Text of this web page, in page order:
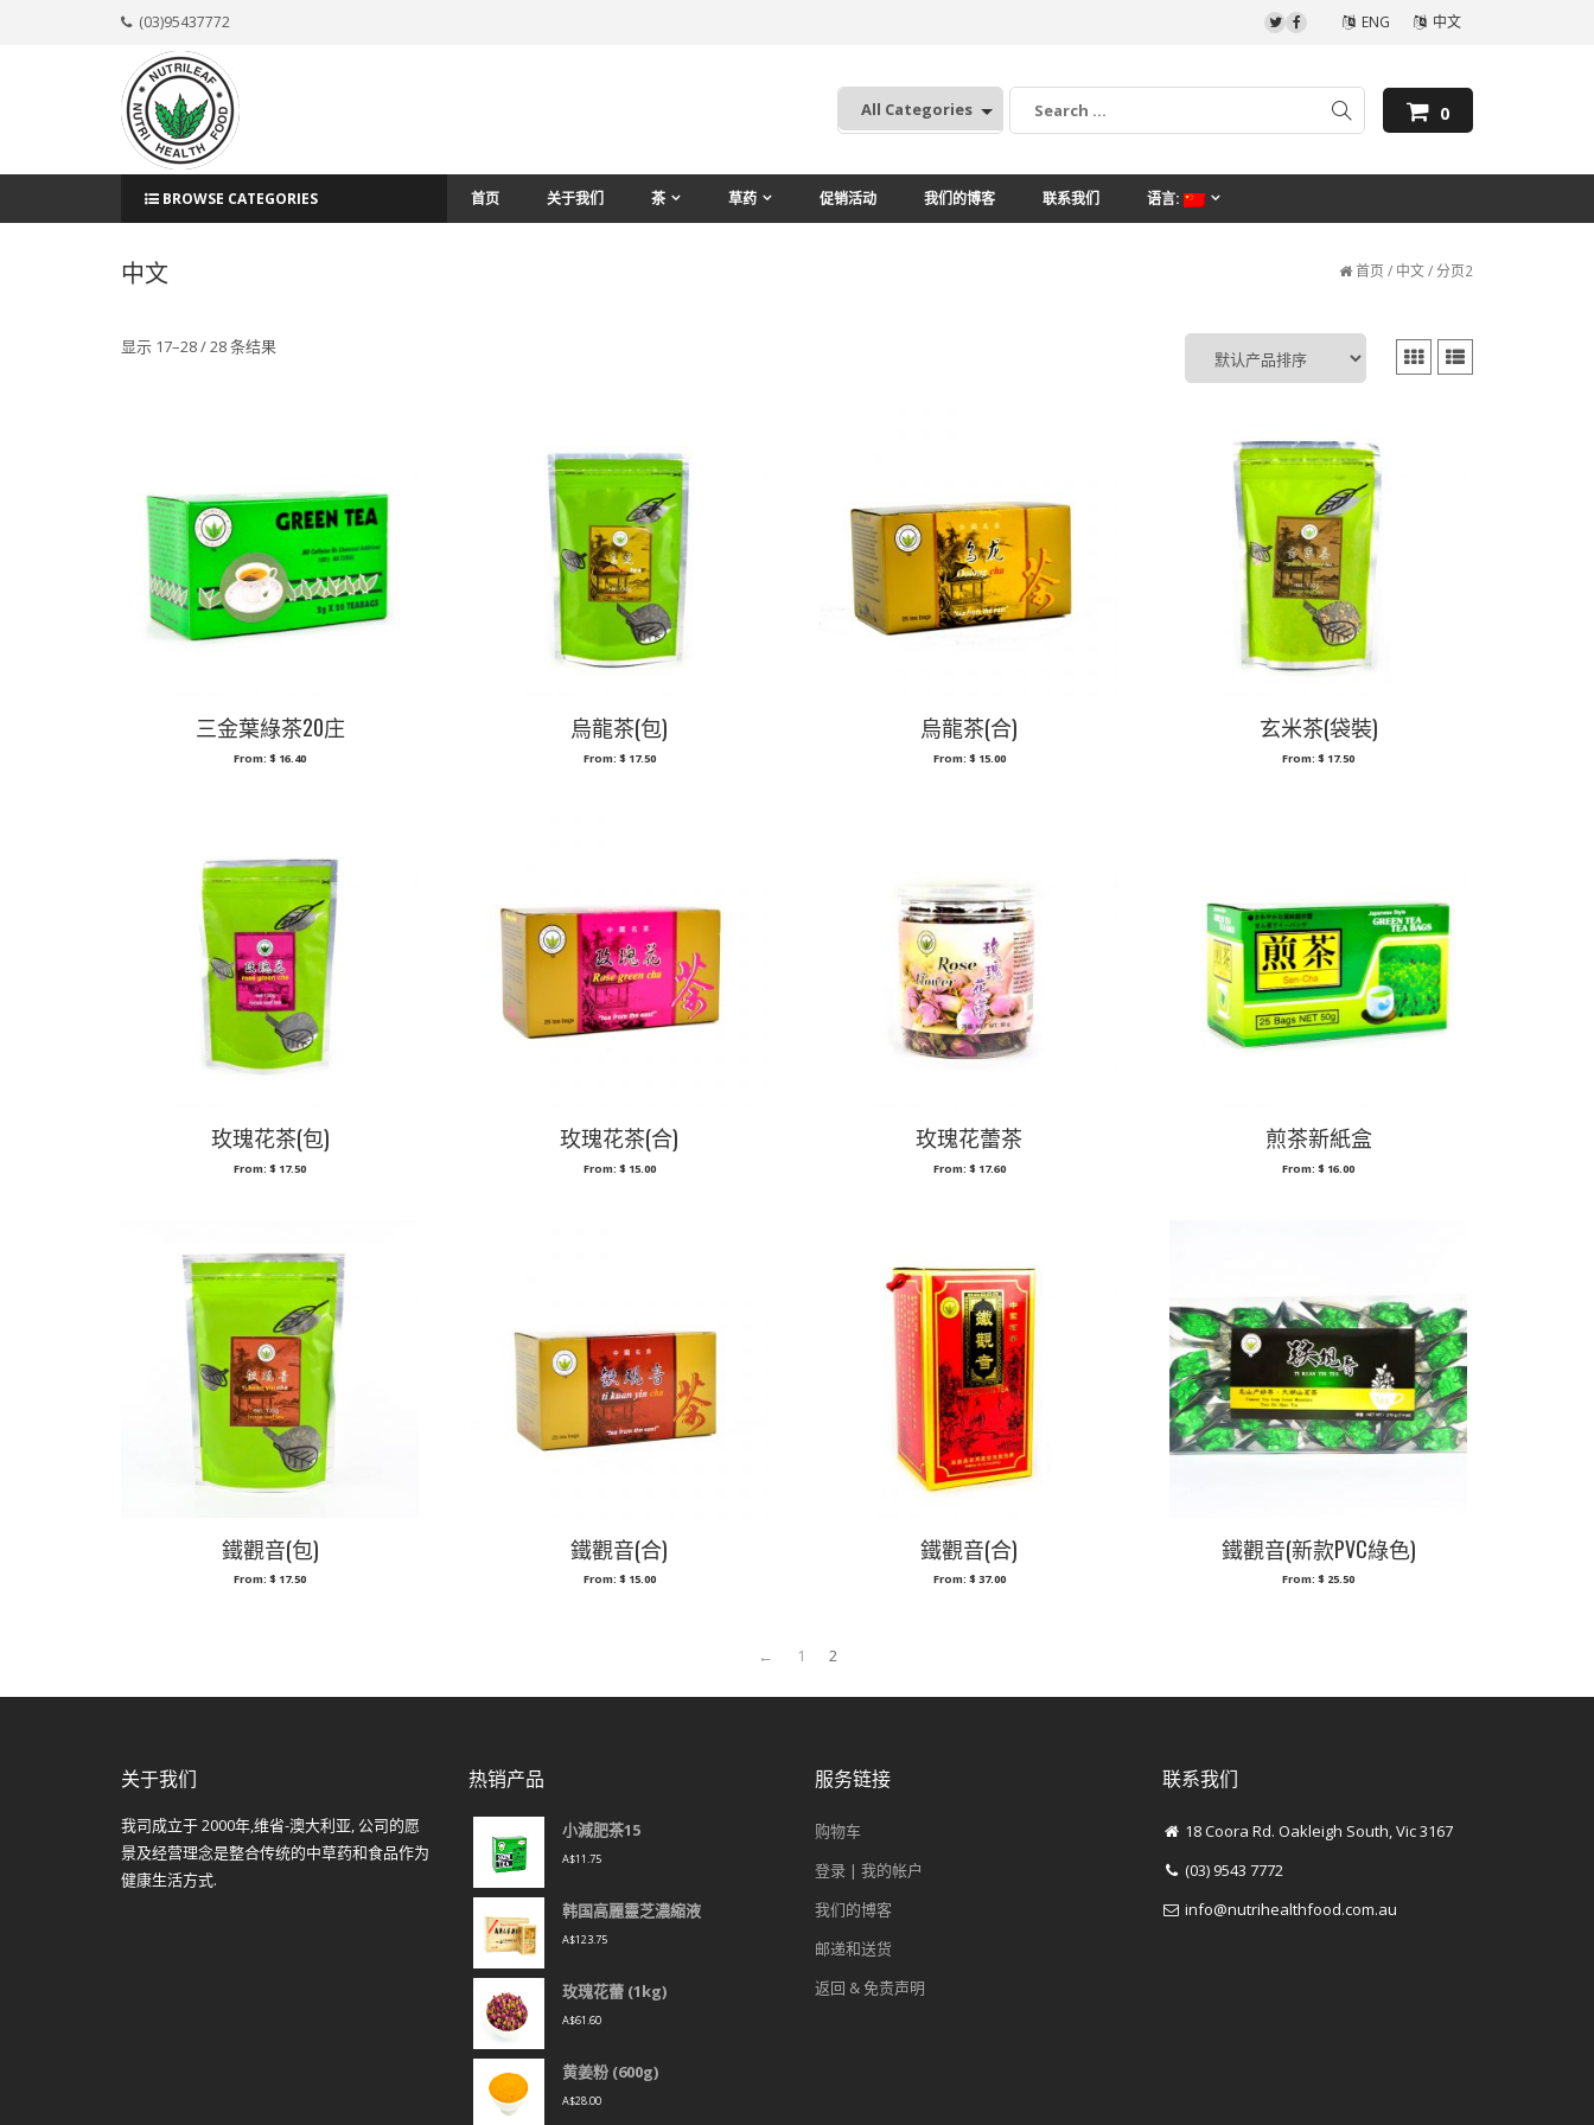
(03)95437772 ENG 中文
:
0
BROWSE CATEGORIES 首页 关于我们 茶 草药 促销活动 我们的博客 联系我们 语言:
中文 首页 / 中文/ 分页2
显示 17–28 / 28 条结果
三金葉綠茶20庄
From:$ 16.40
烏龍茶(包)
From: $17.50
烏龍茶(合)
From: $15.00
玄米茶(袋裝)
From:$ 17.50
玫瑰花茶(包)
From:$ 17.50
玫瑰花茶(合)
From: $15.00
玫瑰花蕾茶
From: $17.60
煎茶新紙盒
From:$ 16.00
鐵觀音(包)
From:$ 17.50
鐵觀音(合)
From: $15.00
鐵觀音(合)
From: $37.00
鐵觀音(新款PVC綠色)
From:$ 25.50
← 1 2
关于我们
我司成立于 2000年,维省-澳大利亚, 公司的愿
景及经营理念是整合传统的中草药和食品作为
健康生活方式.
热销产品
小減肥茶15
A$11.75
韩国高麗靈芝濃縮液
A$123.75
玫瑰花蕾 (1kg)
A$61.60
黄姜粉 (600g)
A$28.00
服务链接
购物车
登录 | 我的帐户
我们的博客
邮递和送货
返回 & 免责声明
联系我们
18 Coora Rd. Oakleigh South, Vic 3167
(03) 9543 7772
info@nutrihealthfood.com.au